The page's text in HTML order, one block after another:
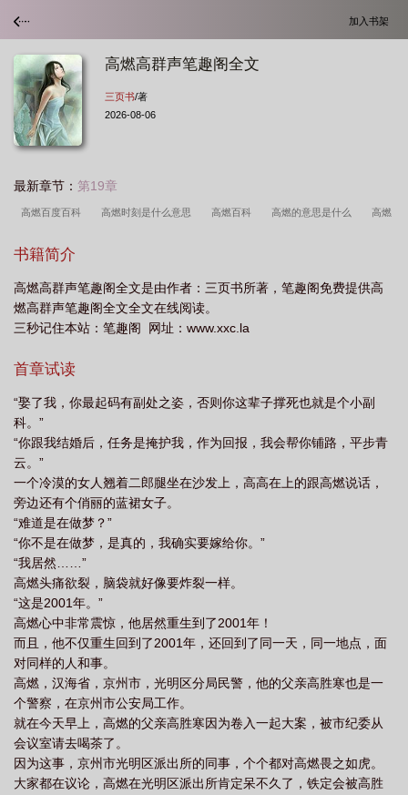
加入书架
高燃高群声笔趣阁全文
三页书/著
2026-08-06
最新章节： 第19章
高燃百度百科 高燃时刻是什么意思 高燃百科 高燃的意思是什么 高燃
是什么电视剧里的人物
在怎么样了 高燃贴吧在线阅读 高燃个人资料简介图片
书籍简介
高燃高群声笔趣阁全文是由作者：三页书所著，笔趣阁免费提供高
燃高群声笔趣阁全文全文在线阅读。
三秒记住本站：笔趣阁 网址：www.xxc.la
首章试读
“娶了我，你最起码有副处之姿，否则你这辈子撑死也就是个小副
科。”
“你跟我结婚后，任务是掩护我，作为回报，我会帮你铺路，平步青
云。”
一个冷漠的女人翘着二郎腿坐在沙发上，高高在上的跟高燃说话，
旁边还有个俏丽的蓝裙女子。
“难道是在做梦？”
“你不是在做梦，是真的，我确实要嫁给你。”
“我居然……”
高燃头痛欲裂，脑袋就好像要炸裂一样。
“这是2001年。”
高燃心中非常震惊，他居然重生到了2001年！
而且，他不仅重生回到了2001年，还回到了同一天，同一地点，面
对同样的人和事。
高燃，汉海省，京州市，光明区分局民警，他的父亲高胜寒也是一
个警察，在京州市公安局工作。
就在今天早上，高燃的父亲高胜寒因为卷入一起大案，被市纪委从
会议室请去喝茶了。
因为这事，京州市光明区派出所的同事，个个都对高燃畏之如虎。
大家都在议论，高燃在光明区派出所肯定呆不久了，铁定会被高胜